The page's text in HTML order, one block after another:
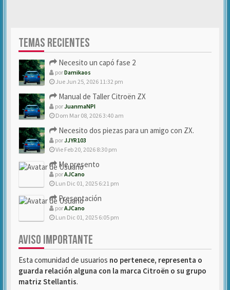
TEMAS RECIENTES
Necesito un capó fase 2
porDamikaos
Jue Jun 25, 2026 11:32 pm
Manual de Taller Citroën ZX
porJuanmaNPI
Dom Mar 08, 2026 3:40 am
Necesito dos piezas para un amigo con ZX.
porJJYR103
Vie Feb 20, 2026 8:30 pm
Me presento
porAJCano
Lun Dic 01, 2025 6:21 pm
Presentación
porAJCano
Lun Dic 01, 2025 6:05 pm
AVISO IMPORTANTE
Esta comunidad de usuarios no pertenece, representa o
guarda relación alguna con la marca Citroën o su grupo
matriz Stellantis.